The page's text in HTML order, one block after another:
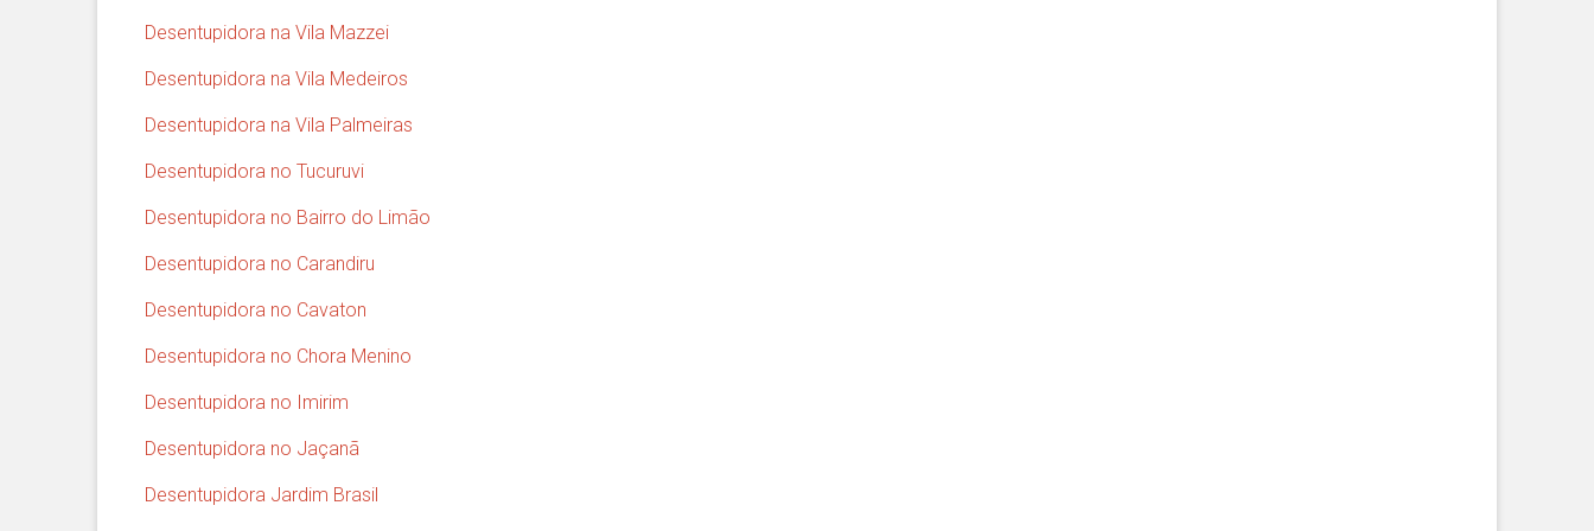
Desentupidora na Vila Mazzei
Desentupidora na Vila Medeiros
Desentupidora na Vila Palmeiras
Desentupidora no Tucuruvi
Desentupidora no Bairro do Limão
Desentupidora no Carandiru
Desentupidora no Cavaton
Desentupidora no Chora Menino
Desentupidora no Imirim
Desentupidora no Jaçanã
Desentupidora Jardim Brasil